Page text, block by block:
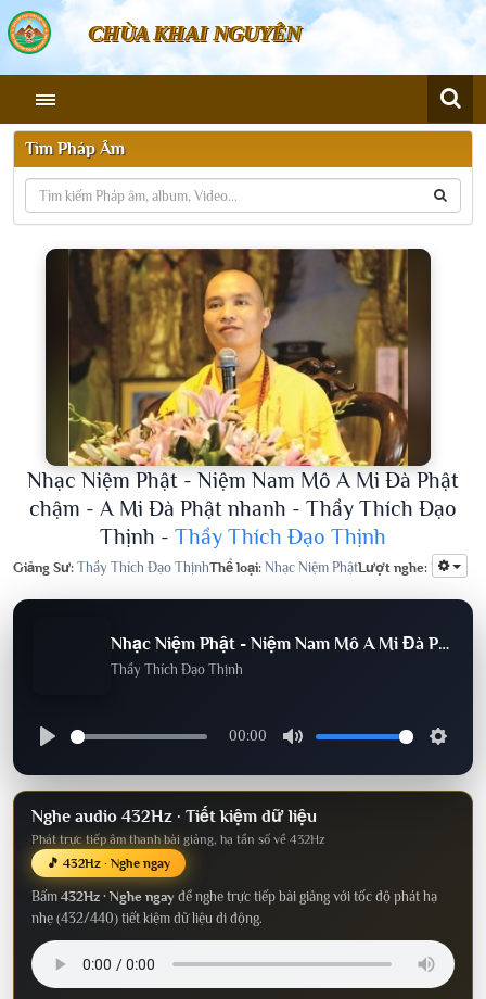
CHÙA KHAI NGUYÊN
Tìm Pháp Âm
Nhạc Niệm Phật - Niệm Nam Mô A Mi Đà Phật
chậm - A Mi Đà Phật nhanh - Thầy Thích Đạo
Thịnh - Thầy Thích Đạo Thịnh
Giảng Sư: Thầy Thích Đạo ThịnhThể loại: Nhạc Niệm PhậtLượt nghe: 190
Nhạc Niệm Phật - Niệm Nam Mô A Mi Đà Phật chậm - A Mi Đà Phật nhanh - Thầy Thích Đạo Thịnh
Thầy Thích Đạo Thịnh
00:00
Nghe audio 432Hz · Tiết kiệm dữ liệu
Phát trực tiếp âm thanh bài giảng, hạ tần số về 432Hz
🎵 432Hz · Nghe ngay
Bấm 432Hz · Nghe ngay để nghe trực tiếp bài giảng với tốc độ phát hạ
nhẹ (432/440) tiết kiệm dữ liệu di động.